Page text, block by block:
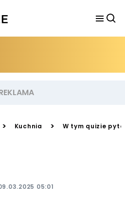
> Kuchnia > W tym quizie
05:01